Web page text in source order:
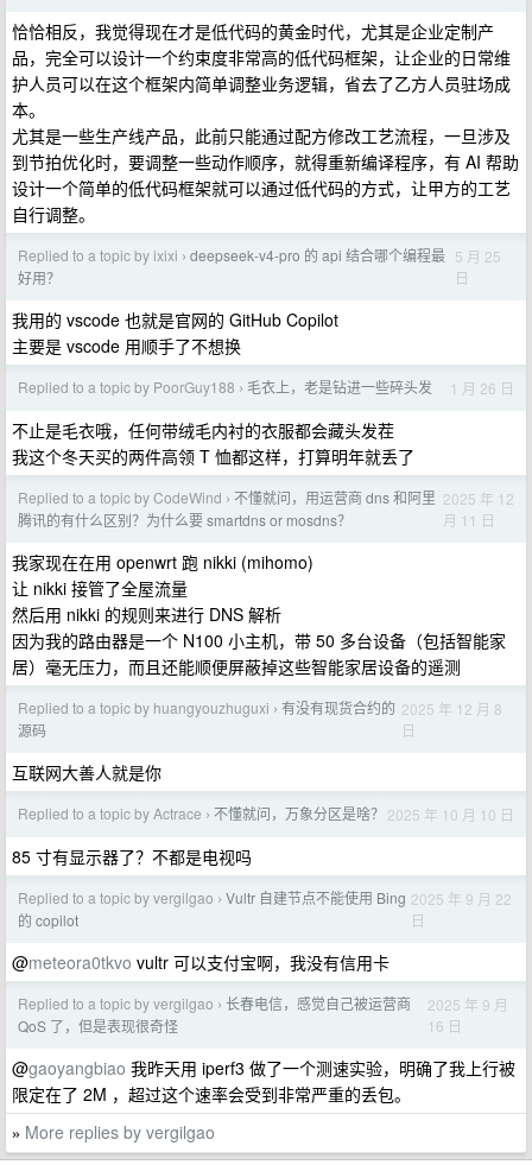
恰恰相反，我觉得现在才是低代码的黄金时代，尤其是企业定制产
品，完全可以设计一个约束度非常高的低代码框架，让企业的日常维
护人员可以在这个框架内简单调整业务逻辑，省去了乙方人员驻场成
本。
尤其是一些生产线产品，此前只能通过配方修改工艺流程，一旦涉及
到节拍优化时，要调整一些动作顺序，就得重新编译程序，有 AI 帮助
设计一个简单的低代码框架就可以通过低代码的方式，让甲方的工艺
自行调整。
Replied to a topic by ixixi › deepseek-v4-pro 的 api 结合哪个编程最
好用？
5 月 25
日
我用的 vscode 也就是官网的 GitHub Copilot
主要是 vscode 用顺手了不想换
Replied to a topic by PoorGuy188 › 毛衣上，老是钻进一些碎头发 1 月 26 日
不止是毛衣哦，任何带绒毛内衬的衣服都会藏头发茬
我这个冬天买的两件高领 T 恤都这样，打算明年就丢了
Replied to a topic by CodeWind › 不懂就问，用运营商 dns 和阿里
腾讯的有什么区别？为什么要 smartdns or mosdns？
2025 年 12
月 11 日
我家现在在用 openwrt 跑 nikki (mihomo)
让 nikki 接管了全屋流量
然后用 nikki 的规则来进行 DNS 解析
因为我的路由器是一个 N100 小主机，带 50 多台设备（包括智能家
居）毫无压力，而且还能顺便屏蔽掉这些智能家居设备的遥测
Replied to a topic by huangyouzhuguxi › 有没有现货合约的
源码
2025 年 12 月 8
日
互联网大善人就是你
Replied to a topic by Actrace › 不懂就问，万象分区是啥？ 2025 年 10 月 10 日
85 寸有显示器了？不都是电视吗
Replied to a topic by vergilgao › Vultr 自建节点不能使用 Bing
的 copilot
2025 年 9 月 22
日
@meteora0tkvo vultr 可以支付宝啊，我没有信用卡
Replied to a topic by vergilgao › 长春电信，感觉自己被运营商
QoS 了，但是表现很奇怪
2025 年 9 月
16 日
@gaoyangbiao 我昨天用 iperf3 做了一个测速实验，明确了我上行被
限定在了 2M ，超过这个速率会受到非常严重的丢包。
» More replies by vergilgao